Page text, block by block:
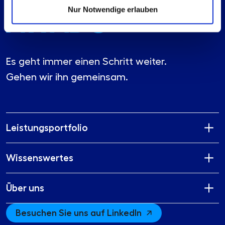
Nur Notwendige erlauben
Es geht immer einen Schritt weiter.
Gehen wir ihn gemeinsam.
Leistungsportfolio
Wissenswertes
Über uns
Besuchen Sie uns auf LinkedIn